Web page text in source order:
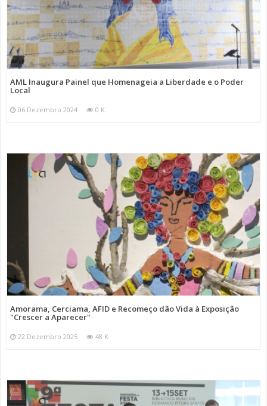
AML Inaugura Painel que Homenageia a Liberdade e o Poder
Local
06 Dezembro 2024 0 K
Amorama, Cerciama, AFID e Recomeço dão Vida à Exposição
"Crescer a Aparecer"
22 Dezembro 2025 48 K